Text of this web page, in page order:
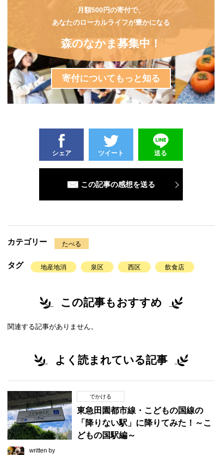
月額500円の寄付で、
あなたのローカルライフが豊かになる
森のなかま募集中！
寄付についてもっと知る
シェア ツイート 送る
この記事の感想を送る
カテゴリー たべる
タグ 地産地消 泉区 西区 飲食店
この記事もおすすめ
関連する記事がありません。
よく読まれている記事
でかける
東急田園都市線・こどもの国線の
「降りない駅」に降りてみた！～こ
どもの国駅編～
written by